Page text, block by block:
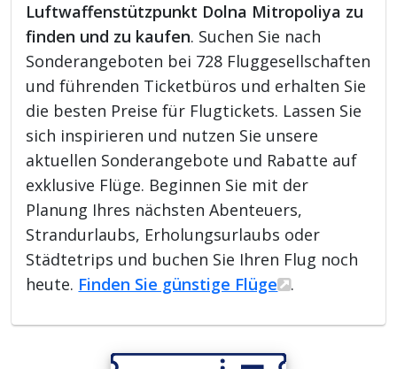
Luftwaffenstützpunkt Dolna Mitropoliya zu
finden und zu kaufen. Suchen Sie nach
Sonderangeboten bei 728 Fluggesellschaften
und führenden Ticketbüros und erhalten Sie
die besten Preise für Flugtickets. Lassen Sie
sich inspirieren und nutzen Sie unsere
aktuellen Sonderangebote und Rabatte auf
exklusive Flüge. Beginnen Sie mit der
Planung Ihres nächsten Abenteuers,
Strandurlaubs, Erholungsurlaubs oder
Städtetrips und buchen Sie Ihren Flug noch
heute. Finden Sie günstige Flüge .